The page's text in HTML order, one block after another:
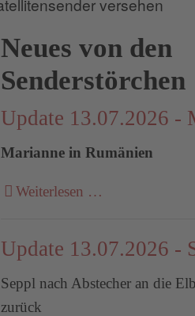
Neues von den
Senderstörchen
Update 13.07.2026 -
Marianne in Rumänien
Weiterlesen …
Update 13.07.2026 -
Seppl nach Abstecher an die
zurück